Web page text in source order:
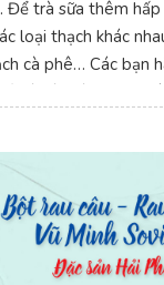
Để trà sữa thêm
loại thạch khác
cà phê… Các bạn
có có món thạch
chất lượng cùng